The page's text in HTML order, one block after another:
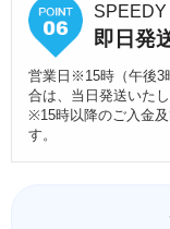
SPEEDY
即日発
営業日※15時（午後3
合は、当日発送いたし
※15時以降のご入金
す。